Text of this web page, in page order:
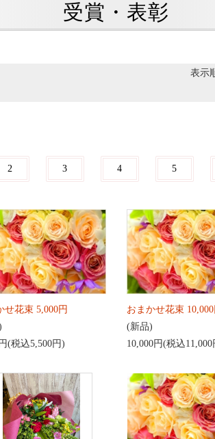
受賞・表彰
表示
2 3 4 5
せ花束 5,000円
(税込5,500円)
おまかせ花束 10,000
(新品)
10,000円(税込11,000